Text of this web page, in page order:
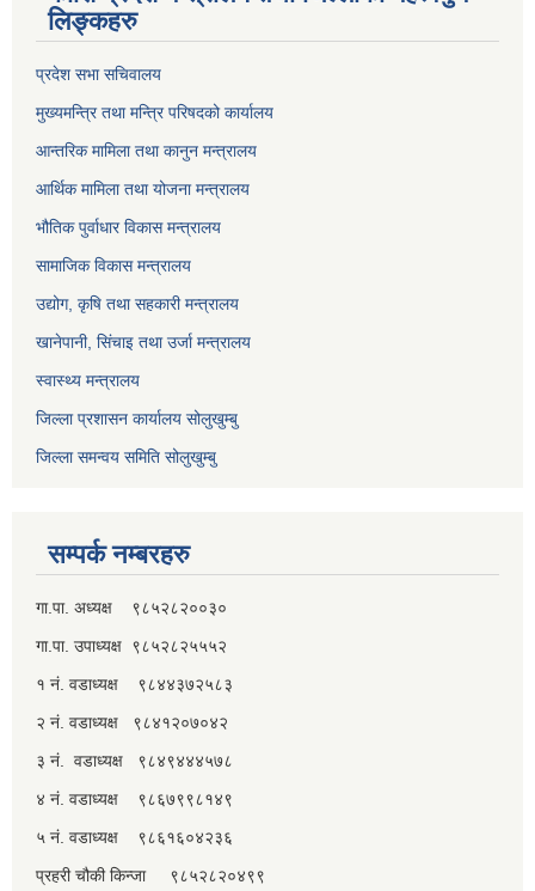
लिङ्कहरु
प्रदेश सभा सचिवालय
मुख्यमन्त्रि तथा मन्त्रि परिषदको कार्यालय
आन्तरिक मामिला तथा कानुन मन्त्रालय
आर्थिक मामिला तथा योजना मन्त्रालय
भौतिक पुर्वाधार विकास मन्त्रालय
सामाजिक विकास मन्त्रालय
उद्योग, कृषि तथा सहकारी मन्त्रालय
खानेपानी, सिंचाइ तथा उर्जा मन्त्रालय
स्वास्थ्य मन्त्रालय
जिल्ला प्रशासन कार्यालय सोलुखुम्बु
जिल्ला समन्वय समिति सोलुखुम्बु
सम्पर्क नम्बरहरु
गा.पा. अध्यक्ष ९८५२८२००३०
गा.पा. उपाध्यक्ष ९८५२८२५५५२
१ नं. वडाध्यक्ष ९८४४३७२५८३
२ नं. वडाध्यक्ष ९८४१२०७०४२
३ नं. वडाध्यक्ष ९८४९४४४५७८
४ नं. वडाध्यक्ष ९८६७९९८१४९
५ नं. वडाध्यक्ष ९८६१६०४२३६
प्रहरी चौकी किन्जा ९८५२८२०४९९